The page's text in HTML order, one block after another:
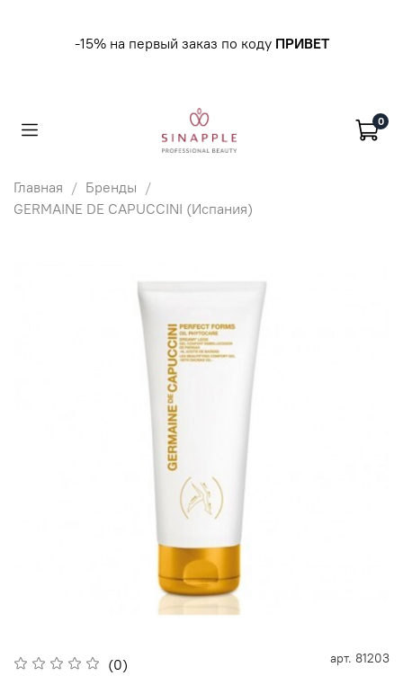
-15% на первый заказ по коду ПРИВЕТ
0
Главная
Бренды
GERMAINE DE CAPUCCINI (Испания)
(0) арт. 81203